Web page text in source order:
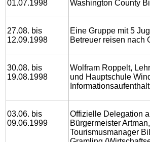
01.07.1998
Washington County
27.08. bis
12.09.1998
Eine Gruppe mit 5
Betreuer reisen nach
30.08. bis
19.08.1998
Wolfram Roppelt,
und Hauptschule
03.06. bis
09.06.1999
Offizielle Delegation
Bürgermeister Artman,
Tourismusmanager